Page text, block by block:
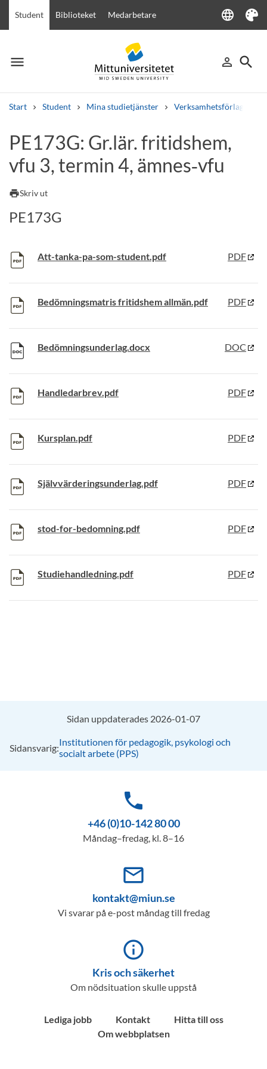
Student Biblioteket Medarbetare language
Language
Tema
menu
Meny person_outline
Logga in
search
Sök
Start Student Mina studietjänster Verksamhetsförlagd
Andra söktjänster
Kurser och program Kursplaner VälkomstbrevPersonal
PE173G: Gr.lär. fritidshem,
vfu 3, termin 4, ämnes‑vfu
printSkriv ut
PE173G
Att-tanka-pa-som-student.pdf PDF
Bedömningsmatris fritidshem allmän.pdf PDF
Bedömningsunderlag.docx DOC
Handledarbrev.pdf PDF
Kursplan.pdf PDF
Självvärderingsunderlag.pdf PDF
stod-for-bedomning.pdf PDF
Studiehandledning.pdf PDF
Sidan uppdaterades 2026-01-07
Sidansvarig:Institutionen för pedagogik, psykologi och
socialt arbete (PPS)
phone
+46 (0)10-142 80 00
Måndag–fredag, kl. 8–16
mail_outline
kontakt@miun.se
Vi svarar på e-post måndag till fredag
info_outline
Kris och säkerhet
Om nödsituation skulle uppstå
Lediga jobb Kontakt
Hitta till oss
Om webbplatsen